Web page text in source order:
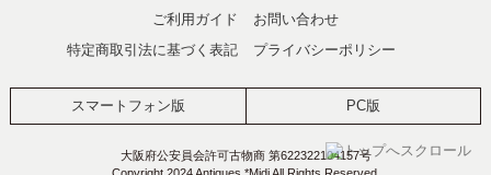
ご利用ガイド
お問い合わせ
特定商取引法に基づく表記
プライバシーポリシー
スマートフォン版 PC版
大阪府公安員会許可古物商 第622322104157号